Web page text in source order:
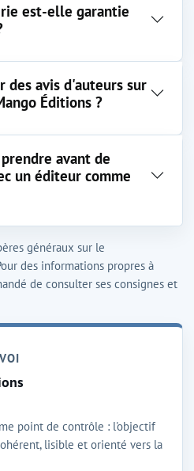
est-elle garantie
des avis d'auteurs sur
Éditions ?
avant de
un éditeur comme
généraux sur le
des informations propres à
de consulter ses consignes et
point de contrôle : l'objectif
lisible et orienté vers la